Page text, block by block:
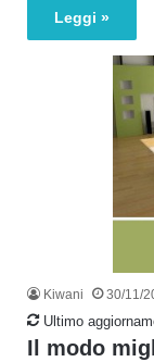
Leggi »
Kiwani 30/11/
Ultimo
Il modo